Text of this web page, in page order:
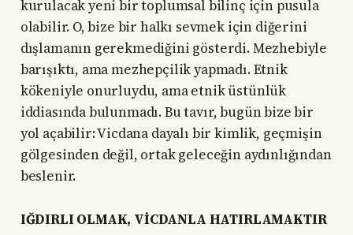
kurulacak yeni bir toplumsal bilinç için pusula
olabilir. O, bize bir halkı sevmek için diğerini
dışlamanın gerekmediğini gösterdi. Mezhebiyle
barışıktı, ama mezhepçilik yapmadı. Etnik
kökeniyle onurluydu, ama etnik üstünlük
iddiasında bulunmadı. Bu tavır, bugün bize bir
yol açabilir: Vicdana dayalı bir kimlik, geçmişin
gölgesinden değil, ortak geleceğin aydınlığından
beslenir.
IĞDIRLI OLMAK, VİCDANLA HATIRLAMAKTIR